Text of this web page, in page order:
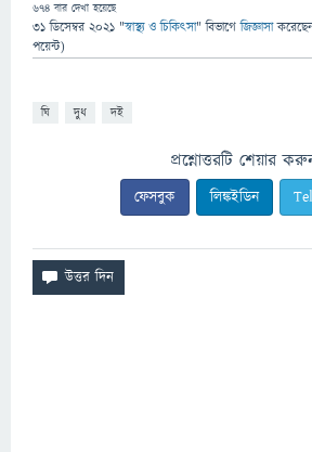
674 বার দেখা হয়েছে
31 ডিসেম্বর 2021 "স্বাস্থ্য ও চিকিৎসা" বিভাগে জিজ্ঞাসা
পয়েন্ট)
ঘি দুধ দই
প্রশ্নোত্তরটি শেয়ার
ফেসবুক লিঙ্কইডিন